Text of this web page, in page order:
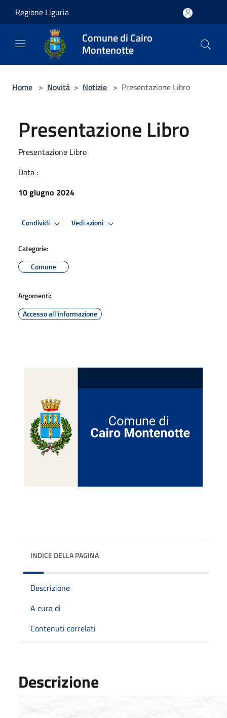
Regione Liguria
Comune di Cairo
Montenotte
Home > Novità > Notizie > Presentazione Libro
Presentazione Libro
Presentazione Libro
Data :
10 giugno 2024
Condividi Vedi azioni
Categorie:
Comune
Argomenti:
Accesso all'informazione
INDICE DELLA PAGINA
Descrizione
A cura di
Contenuti correlati
Descrizione